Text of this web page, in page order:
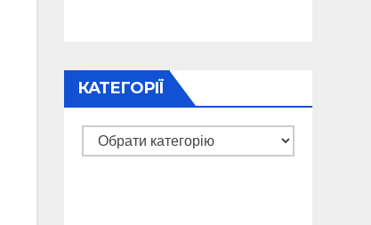
КАТЕГОРІЇ
Категорії